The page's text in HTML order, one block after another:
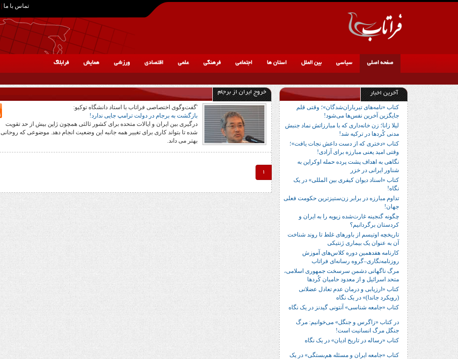
تماس با ما
صفحه اصلی سیاسی بین الملل استان ها اجتماعی فرهنگی علمی اقتصادی ورزشی همایش فرابلاگ
آخرین اخبار
کتاب «نامه‌های تیرباران‌شدگان»؛ وقتی قلم
جایگزین آخرین نفس‌ها می‌شود!
لیلا زانا؛ زن خانه‌داری که با مبارزاتش نماد جنبش
مدنی کُردها در ترکیه شد!
کتاب «دختری که از دست داعش نجات یافت»؛
وقتی امید یعنی مبارزه برای آزادی!
نگاهی به اهداف پشت پرده حمله اوکراین به
شناور ایرانی در خزر
کتاب «اسناد دیوان کیفری بین المللی» در یک
نگاه!
تداوم مبارزه در برابر زن‌ستیزترین حکومت فعلی
جهان!
چگونه گنجینه غارت‌شده زیویه را به ایران و
کردستان برگردانیم؟
تاریخچه اوتیسم از باورهای غلط تا روند شناخت
آن به عنوان یک بیماری ژنتیکی
کارنامه هفدهمین دوره کلاس‌های آموزش
روزنامه‌نگاری–گروه رسانه‌ای فراتاب
مرگ ناگهانی دشمن سرسخت جمهوری اسلامی،
متحد اسرائیل و از معدود حامیان کُردها
کتاب «ارزیابی و درمان عدم تعادل عضلانی
(رویکرد جاندا)» در یک نگاه
کتاب «جامعه شناسی» آنتونی گیدنز در یک نگاه
در کتاب «زاگرس و جنگل» می‌خوانیم: مرگ
جنگل مرگ انسانیت است!
کتاب «رساله در تاریخ ادیان» در یک نگاه
کتاب «جامعه ایران و مسئله هم‌بستگی» در یک
خروج ایران از برجام
'گفت‌وگوی اختصاصی فراتاب با استاد دانشگاه توکیو:
بازگشت به برجام در دولت ترامپ جایی ندارد!
درگیری بین ایران و ایالات متحده برای کشور ثالثی همچون ژاپن بیش از حد تقویت
شده تا بتواند کاری برای تغییر همه جانبه این وضعیت انجام دهد. موضوعی که روحانی
بهتر می داند.
1